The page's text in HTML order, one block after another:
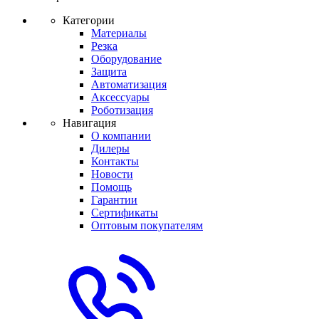
Категории
Материалы
Резка
Оборудование
Защита
Автоматизация
Аксессуары
Роботизация
Навигация
О компании
Дилеры
Контакты
Новости
Помощь
Гарантии
Сертификаты
Оптовым покупателям